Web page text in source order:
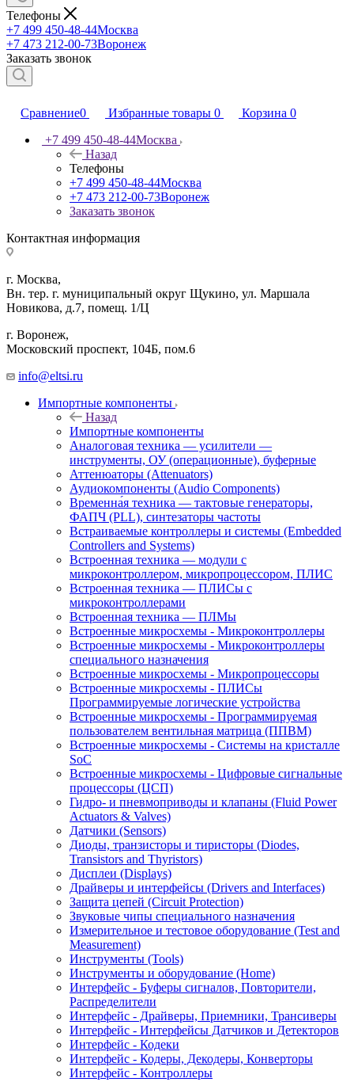
Телефоны
+7 499 450-48-44Москва
+7 473 212-00-73Воронеж
Заказать звонок
Сравнение0 Избранные товары 0 Корзина 0
+7 499 450-48-44Москва
Назад
Телефоны
+7 499 450-48-44Москва
+7 473 212-00-73Воронеж
Заказать звонок
Контактная информация
г. Москва,
Вн. тер. г. муниципальный округ Щукино, ул. Маршала
Новикова, д.7, помещ. 1/Ц
г. Воронеж,
​Московский проспект, 104Б, пом.6
info@eltsi.ru
Импортные компоненты
Назад
Импортные компоненты
Аналоговая техника — усилители —
инструменты, ОУ (операционные), буферные
Аттенюаторы (Attenuators)
Аудиокомпоненты (Audio Components)
Временна́я техника — тактовые генераторы,
ФАПЧ (PLL), синтезаторы частоты
Встраиваемые контроллеры и системы (Embedded
Controllers and Systems)
Встроенная техника — модули с
микроконтроллером, микропроцессором, ПЛИС
Встроенная техника — ПЛИСы с
микроконтроллерами
Встроенная техника — ПЛМы
Встроенные микросхемы - Микроконтроллеры
Встроенные микросхемы - Микроконтроллеры
специального назначения
Встроенные микросхемы - Микропроцессоры
Встроенные микросхемы - ПЛИСы
Программируемые логические устройства
Встроенные микросхемы - Программируемая
пользователем вентильная матрица (ППВМ)
Встроенные микросхемы - Системы на кристалле
SoC
Встроенные микросхемы - Цифровые сигнальные
процессоры (ЦСП)
Гидро- и пневмоприводы и клапаны (Fluid Power
Actuators & Valves)
Датчики (Sensors)
Диоды, транзисторы и тиристоры (Diodes,
Transistors and Thyristors)
Дисплеи (Displays)
Драйверы и интерфейсы (Drivers and Interfaces)
Защита цепей (Circuit Protection)
Звуковые чипы специального назначения
Измерительное и тестовое оборудование (Test and
Measurement)
Инструменты (Tools)
Инструменты и оборудование (Home)
Интерфейс - Буферы сигналов, Повторители,
Распределители
Интерфейс - Драйверы, Приемники, Трансиверы
Интерфейс - Интерфейсы Датчиков и Детекторов
Интерфейс - Кодеки
Интерфейс - Кодеры, Декодеры, Конверторы
Интерфейс - Контроллеры